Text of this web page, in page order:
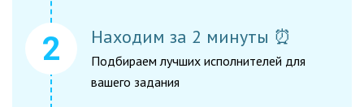
Находим за 2 минуты ⏰
Подбираем лучших исполнителей для
вашего задания